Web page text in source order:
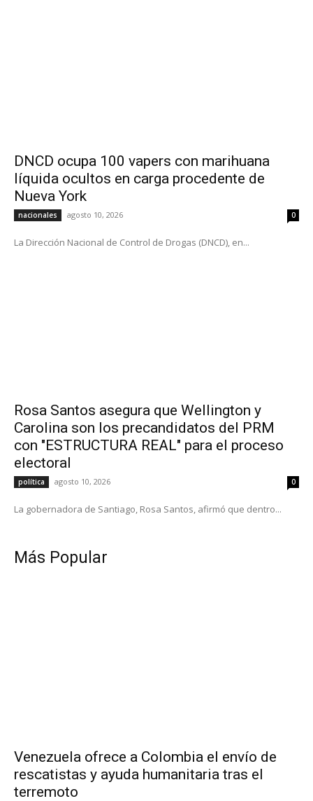
DNCD ocupa 100 vapers con marihuana
líquida ocultos en carga procedente de
Nueva York
nacionales agosto 10, 2026 0
La Dirección Nacional de Control de Drogas (DNCD), en...
Rosa Santos asegura que Wellington y
Carolina son los precandidatos del PRM
con "ESTRUCTURA REAL" para el proceso
electoral
política agosto 10, 2026 0
La gobernadora de Santiago, Rosa Santos, afirmó que dentro...
Más Popular
Venezuela ofrece a Colombia el envío de
rescatistas y ayuda humanitaria tras el
terremoto